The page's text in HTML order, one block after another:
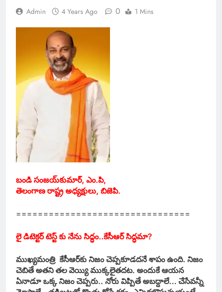
Admin 4 Years Ago 0 1 Mins
బండి సంజయ్‌కుమార్‌, ఎం.పి,
తెలంగాణ రాష్ట్ర అధ్యక్షులు, బిజెపి.
================================
లై డిటెక్టర్‌ టెస్ట్‌ కు నేను సిద్ధం..కేసీఆర్‌ సిద్ధమా?
ముఖ్యమంత్రి కేసీఆర్‌కు నిజం చెప్పకూడదనే శాపం ఉంది. నిజం
చెబితే అతని తల వెయ్యి ముక్కలైతదట. అందుకే ఆయన
ఏనాడూ ఒక్క నిజం చెప్పరు.. నోరు విప్పితే అబద్దాలే… చేసేవన్నీ